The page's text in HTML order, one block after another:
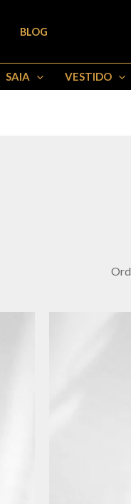
BLOG
SAIA VESTIDO